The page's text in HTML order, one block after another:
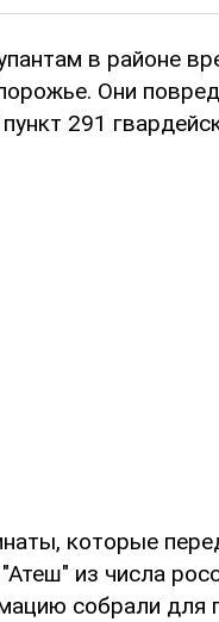
в районе
Они
291
которые
из числа
собрали для